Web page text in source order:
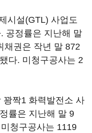
시설(GTL) 사업도
공정률은 지난해 말
채권은 작년 말 872
다. 미청구공사는 2
꽝짝1 화력발전소 사
률은 지난해 말 9
청구공사는 1119